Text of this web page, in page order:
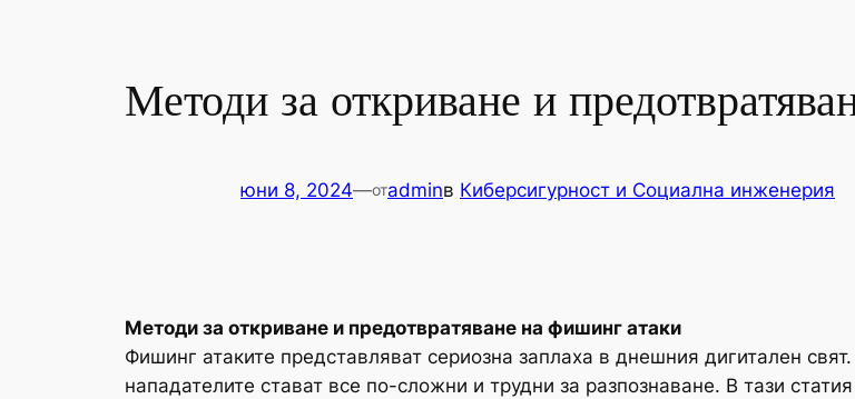
Методи за откриване и
юни 8, 2024—отadminв Киберсигурност и Социална инженерия
Методи за откриване и предотвратяване на фишинг атаки
Фишинг атаките представляват сериозна заплаха в днешния дигитален
нападателите стават все по-сложни и трудни за разпознаване. В тази